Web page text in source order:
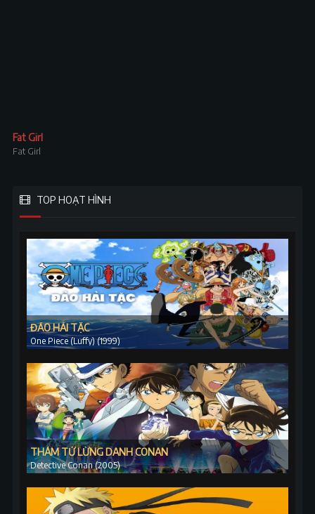
Fat Girl
Fat Girl
TOP HOẠT HÌNH
ĐẢO HẢI TẶC
One Piece (Luffy) (1999)
THÁM TỬ LỪNG DANH CONAN
Detective Conan (2005)